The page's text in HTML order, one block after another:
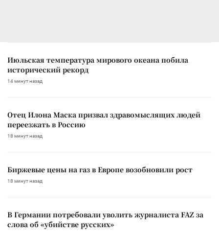
Июльская температура мирового океана побила
исторический рекорд
14 минут назад
Отец Илона Маска призвал здравомыслящих людей
переезжать в Россию
18 минут назад
Биржевые цены на газ в Европе возобновили рост
18 минут назад
В Германии потребовали уволить журналиста FAZ за
слова об «убийстве русских»